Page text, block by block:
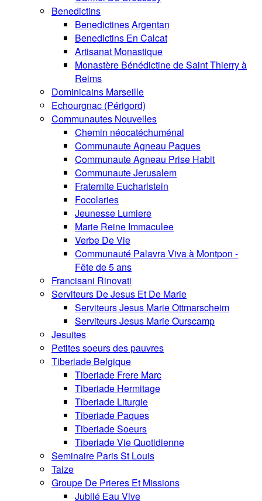
Benedictins
Benedictines Argentan
Benedictins En Calcat
Artisanat Monastique
Monastère Bénédictine de Saint Thierry à
Reims
Dominicains Marseille
Echourgnac (Périgord)
Communautes Nouvelles
Chemin néocatéchuménal
Communaute Agneau Paques
Communaute Agneau Prise Habit
Communaute Jerusalem
Fraternite Eucharistein
Focolaries
Jeunesse Lumiere
Marie Reine Immaculee
Verbe De Vie
Communauté Palavra Viva à Montpon -
Fête de 5 ans
Francisani Rinovati
Serviteurs De Jesus Et De Marie
Serviteurs Jesus Marie Ottmarscheim
Serviteurs Jesus Marie Ourscamp
Jesuites
Petites soeurs des pauvres
Tiberiade Belgique
Tiberiade Frere Marc
Tiberiade Hermitage
Tiberiade Liturgie
Tiberiade Paques
Tiberiade Soeurs
Tiberiade Vie Quotidienne
Seminaire Paris St Louis
Taize
Groupe De Prieres Et Missions
Jubilé Eau Vive